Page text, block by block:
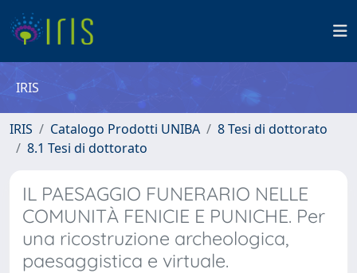
IRIS
IRIS Catalogo Prodotti UNIBA
8 Tesi di dottorato
8.1 Tesi di dottorato
IL PAESAGGIO FUNERARIO NELLE
COMUNITÀ FENICIE E PUNICHE. Per
una ricostruzione archeologica,
paesaggistica e virtuale.